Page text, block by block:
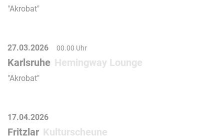
"Akrobat"
27.03.2026 00.00 Uhr
Karlsruhe Hemingway Lounge
"Akrobat"
17.04.2026
Fritzlar Kulturscheune